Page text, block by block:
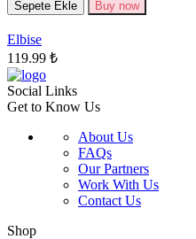
Seçenekler
Sepete Ekle Buy now
Elbise
119.99 ₺
Social Links
Get to Know Us
About Us
FAQs
Our Partners
Work With Us
Contact Us
Shop